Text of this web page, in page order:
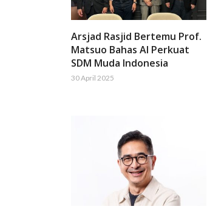
Arsjad Rasjid Bertemu Prof.
Matsuo Bahas AI Perkuat
SDM Muda Indonesia
30 April 2025